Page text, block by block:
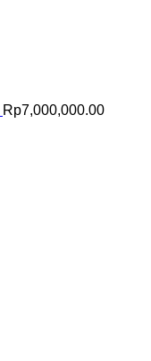
Rp7,000,000.00